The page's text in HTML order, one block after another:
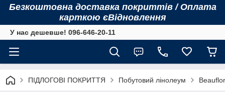
Безкоштовна доставка покриттів / Оплата
карткою єВідновлення
У нас дешевше! 096-646-20-11
ПІДЛОГОВІ ПОКРИТТЯ Побутовий лінолеум